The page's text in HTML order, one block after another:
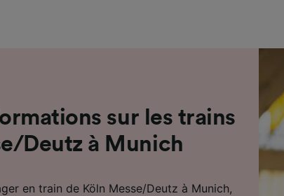
sur les trains
Deutz à Munich
en train de Köln Messe/Deutz à Munich,